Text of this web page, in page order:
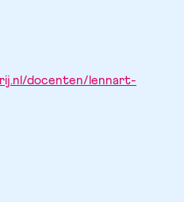
docenten/lennart-